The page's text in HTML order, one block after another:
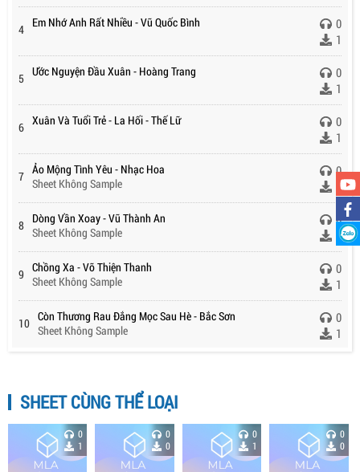
4 Em Nhớ Anh Rất Nhiều - Vũ Quốc Bình
0
1
5 Ước Nguyện Đầu Xuân - Hoàng Trang
0
1
6 Xuân Và Tuổi Trẻ - La Hối - Thế Lữ
0
1
7 Ảo Mộng Tình Yêu - Nhạc Hoa
Sheet Không Sample
0
1
8 Dòng Vần Xoay - Vũ Thành An
Sheet Không Sample
0
1
9 Chồng Xa - Võ Thiện Thanh
Sheet Không Sample
0
1
10 Còn Thương Rau Đắng Mọc Sau Hè - Bắc Sơn
Sheet Không Sample
0
1
SHEET CÙNG THỂ LOẠI
0
1
0
0
0
1
0
0